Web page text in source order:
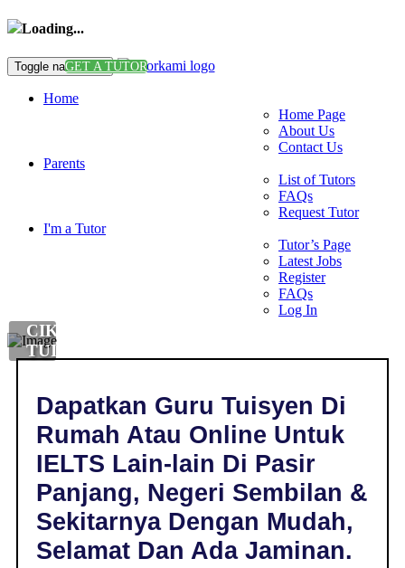
Loading...
Toggle navigationGET A TUTOR
Home
Home Page
About Us
Contact Us
Parents
List of Tutors
FAQs
Request Tutor
I'm a Tutor
Tutor’s Page
Latest Jobs
Register
FAQs
Log In
CIKGU
TUISYEN
PASIR
PANJANG,
SEMBILAN
LAIN-
LAIN
Dapatkan Guru Tuisyen Di
Rumah Atau Online Untuk
IELTS Lain-lain Di Pasir
Panjang, Negeri Sembilan &
Sekitarnya Dengan Mudah,
Selamat Dan Ada Jaminan.